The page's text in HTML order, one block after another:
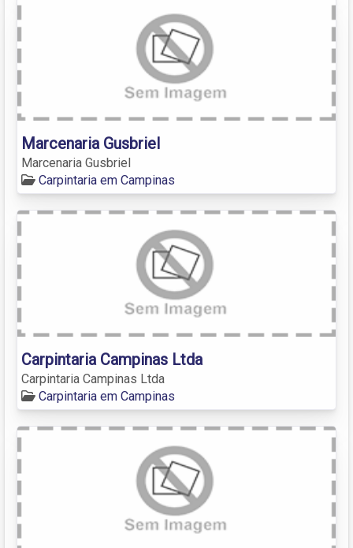
Marcenaria Gusbriel
Marcenaria Gusbriel
Carpintaria em Campinas
Carpintaria Campinas Ltda
Carpintaria Campinas Ltda
Carpintaria em Campinas